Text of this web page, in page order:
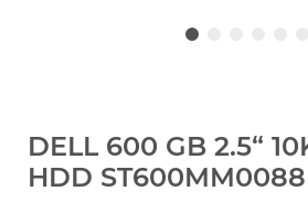
DELL 600 GB 2.5“
HDD ST600MM0088